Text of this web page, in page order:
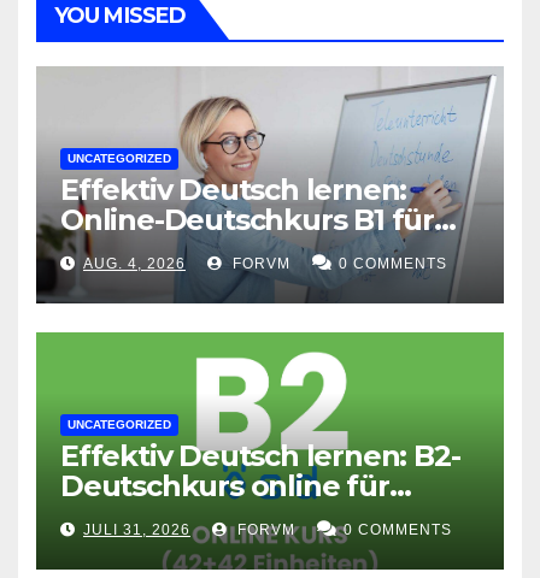
YOU MISSED
UNCATEGORIZED
Effektiv Deutsch lernen:
Online-Deutschkurs B1 für
flexible Lernerfolge
AUG. 4, 2026 FORVM 0 COMMENTS
UNCATEGORIZED
Effektiv Deutsch lernen: B2-
Deutschkurs online für
Fortgeschrittene
JULI 31, 2026 FORVM 0 COMMENTS